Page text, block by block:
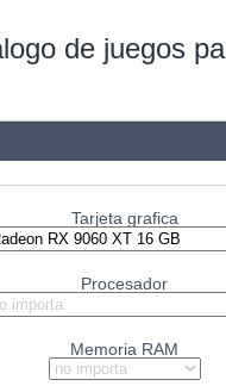
de juegos
Tarjeta grafica
Procesador
Memoria RAM